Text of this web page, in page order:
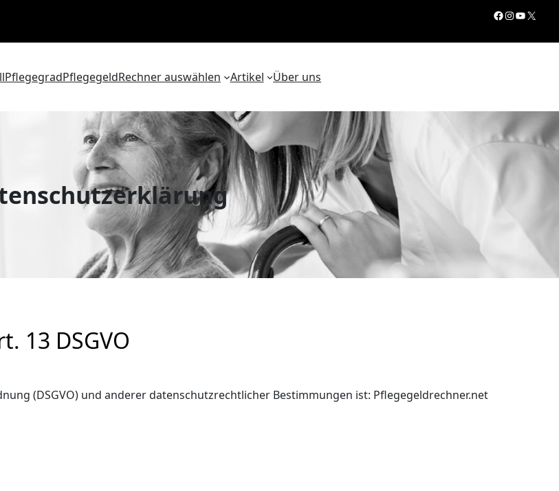
Facebook InstagramYouTube X
PflegegradPflegegeldRechner auswählen Artikel Über uns
13 DSGVO
(DSGVO) und anderer datenschutzrechtlicher Bestimmungen ist: Pflegegeldrechner.net